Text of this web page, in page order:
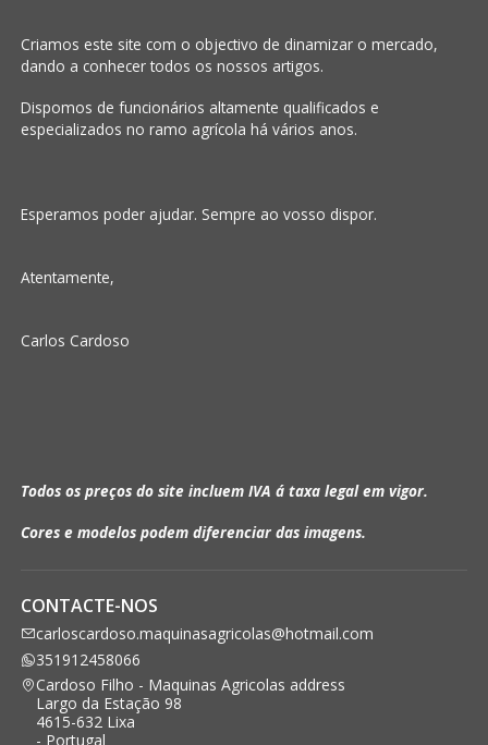
Criamos este site com o objectivo de dinamizar o mercado,
dando a conhecer todos os nossos artigos.
Dispomos de funcionários altamente qualificados e
especializados no ramo agrícola há vários anos.
Esperamos poder ajudar. Sempre ao vosso dispor.
Atentamente,
Carlos Cardoso
Todos os preços do site incluem IVA á taxa legal em vigor.
Cores e modelos podem diferenciar das imagens.
CONTACTE-NOS
carloscardoso.maquinasagricolas@hotmail.com
351912458066
Cardoso Filho - Maquinas Agricolas address
Largo da Estação 98
4615-632 Lixa
- Portugal